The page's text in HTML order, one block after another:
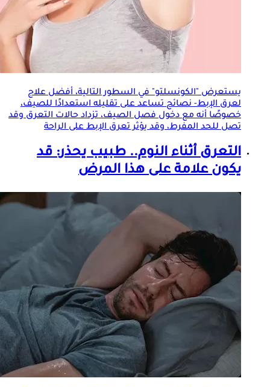
يستعرض "الكونسلتو" في السطور التالية، أفضل علاج
لعرق الإبط- نصائح تساعد على تقليله استعدادًا للصيف،
خصوصًا أنه مع دخول فصل الصيف، تزداد حالاتالتعرقوقد
تصل للحد المفرط، وقد يؤثر تعرق الإبط على الراحة
التعرقأثناء النوم.. طبيب يحذر: قد
يكون علامة على هذا المرض